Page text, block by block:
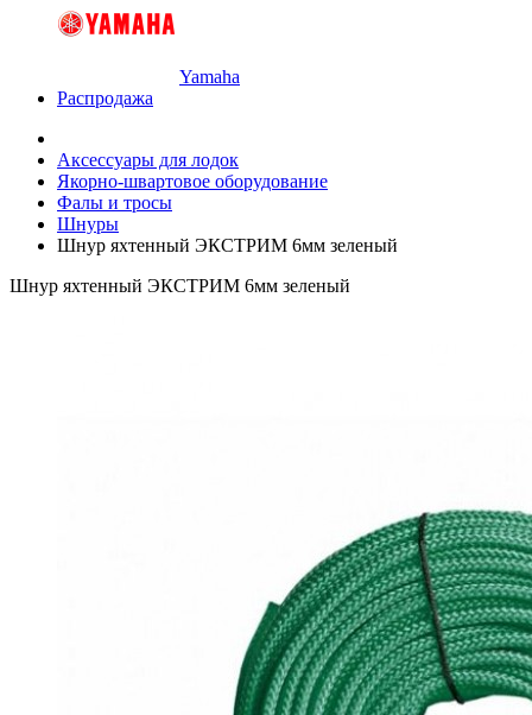
Yamaha
Распродажа
Аксессуары для лодок
Якорно-швартовое оборудование
Фалы и тросы
Шнуры
Шнур яхтенный ЭКСТРИМ 6мм зеленый
Шнур яхтенный ЭКСТРИМ 6мм зеленый